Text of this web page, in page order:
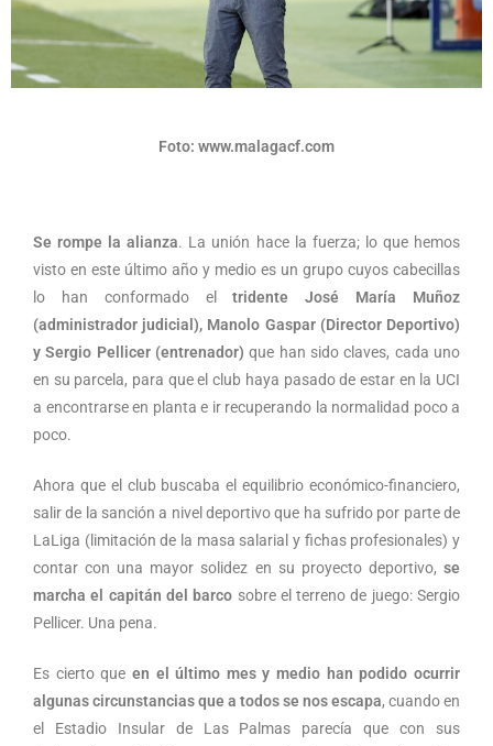
Foto: www.malagacf.com
Se rompe la alianza. La unión hace la fuerza; lo que hemos
visto en este último año y medio es un grupo cuyos cabecillas
lo han conformado eltridente José María Muñoz
(administrador judicial), Manolo Gaspar (Director Deportivo)
y Sergio Pellicer (entrenador) que han sido claves, cada uno
en su parcela, para que el club haya pasado de estar en la UCI
a encontrarse en planta e ir recuperando la normalidad poco a
poco.
Ahora que el club buscaba el equilibrio económico-financiero,
salir de la sanción a nivel deportivo que ha sufrido por parte de
LaLiga (limitación de la masa salarial y fichas profesionales) y
contar con una mayor solidez en su proyecto deportivo, se
marcha el capitán del barco sobre el terreno de juego: Sergio
Pellicer. Una pena.
Es cierto que en el último mes y medio han podido ocurrir
algunas circunstanciasque a todos se nos escapa, cuando en
el Estadio Insular de Las Palmas parecía que con sus